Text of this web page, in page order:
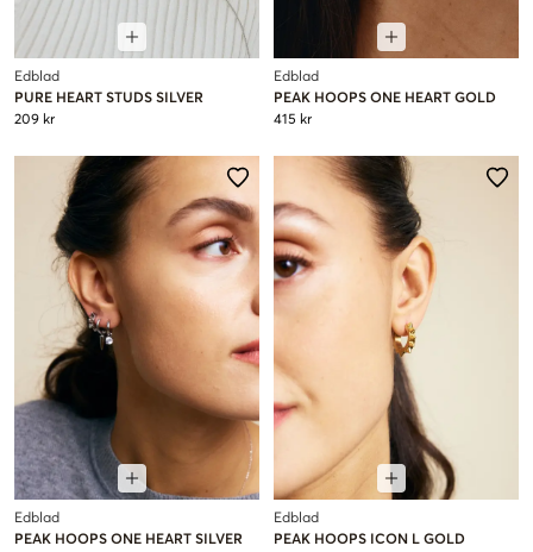
Edblad
PURE HEART STUDS SILVER
209 kr
Edblad
PEAK HOOPS ONE HEART GOLD
415 kr
Edblad
PEAK HOOPS ONE HEART SILVER
Edblad
PEAK HOOPS ICON L GOLD